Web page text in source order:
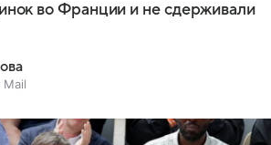
во Франции и не сдерживали